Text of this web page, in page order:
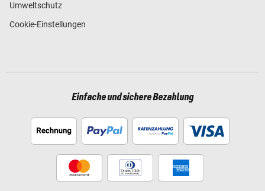
Umweltschutz
Cookie-Einstellungen
Einfache und sichere Bezahlung